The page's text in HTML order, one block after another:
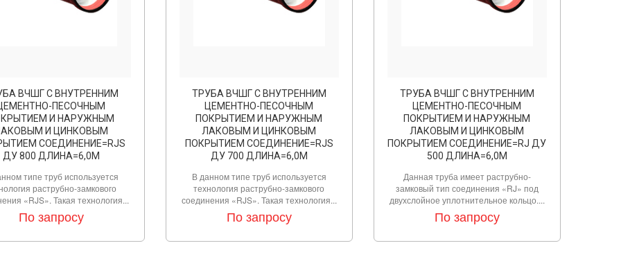
ВЧШГ С ВНУТРЕННИМ
ПЕСОЧНЫМ
И НАРУЖНЫМ
И ЦИНКОВЫМ
СОЕДИНЕНИЕ=RJS
ДУ 800 ДЛИНА=6,0М
типе труб используется
раструбно-замкового
«RJS». Такая технология...
По запросу
ТРУБА ВЧШГ С ВНУТРЕННИМ
ЦЕМЕНТНО-ПЕСОЧНЫМ
ПОКРЫТИЕМ И НАРУЖНЫМ
ЛАКОВЫМ И ЦИНКОВЫМ
ПОКРЫТИЕМ СОЕДИНЕНИЕ=RJS
ДУ 700 ДЛИНА=6,0М
В данном типе труб используется
технология раструбно-замкового
соединения «RJS». Такая технология...
По запросу
ТРУБА ВЧШГ С ВНУТРЕННИМ
ЦЕМЕНТНО-ПЕСОЧНЫМ
ПОКРЫТИЕМ И НАРУЖНЫМ
ЛАКОВЫМ И ЦИНКОВЫМ
ПОКРЫТИЕМ СОЕДИНЕНИЕ=RJ ДУ
500 ДЛИНА=6,0М
Данная труба имеет раструбно-
замковый тип соединения «RJ» под
двухслойное уплотнительное кольцо....
По запросу